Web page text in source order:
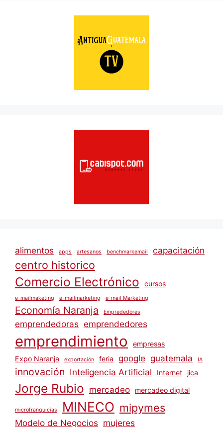
alimentos apps artesanos benchmarkemail capacitación
centro historico
Comercio Electrónico cursos
e-mailmaketing e-mailmarketing e-mail Marketing
Economía Naranja Emprededores
emprendedoras emprendedores
emprendimiento
empresas
Expo Naranja
exportación feria google guatemala IA
innovación Inteligencia Artificial Internet jica
Jorge Rubio mercadeo mercadeo digital
microfranquicias MINECO mipymes
Modelo de Negocios mujeres